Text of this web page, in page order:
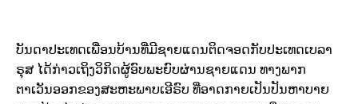
ບັນດາປະເທດເພື່ອນບ້ານທີ່ມີຊາຍແດນຕິດຈອດກັບປະເທດເບລາ
ຣຸສ ໄດ້ກ່າວເຖິງວິກິດຜູ້ອົບພະຍົບຜ່ານຊາຍແດນ ທາງພາກ
ຕາເວັນອອກຂອງສະຫະພາບເອີຣົບ ທີ່ອາດກາຍເປັນປັນຫາບາຍ